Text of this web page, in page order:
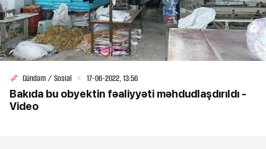
Gündəm / Sosial 17-06-2022, 13:56
Bakıda bu obyektin fəaliyyəti məhdudlaşdırıldı -
Video